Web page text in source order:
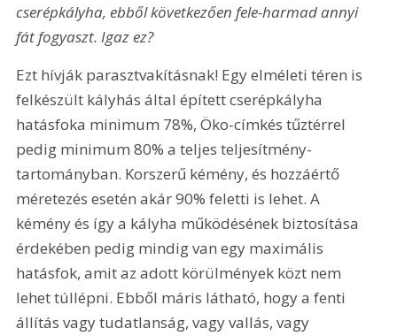
cserépkályha, ebből következően fele-harmad annyi
fát fogyaszt. Igaz ez?
Ezt hívják parasztvakításnak! Egy elméleti téren is
felkészült kályhás által épített cserépkályha
hatásfoka minimum 78%, Öko-címkés tűztérrel
pedig minimum 80% a teljes teljesítmény-
tartományban. Korszerű kémény, és hozzáértő
méretezés esetén akár 90% feletti is lehet. A
kémény és így a kályha működésének biztosítása
érdekében pedig mindig van egy maximális
hatásfok, amit az adott körülmények közt nem
lehet túllépni. Ebből máris látható, hogy a fenti
állítás vagy tudatlanság, vagy vallás, vagy